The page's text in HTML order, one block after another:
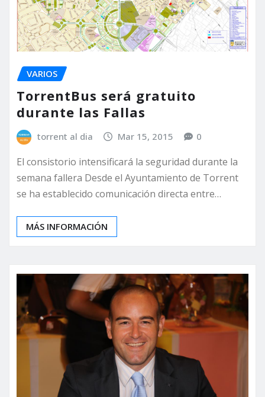
VARIOS
TorrentBus será gratuito
durante las Fallas
torrent al dia Mar 15, 2015 0
El consistorio intensificará la seguridad durante la
semana fallera Desde el Ayuntamiento de Torrent
se ha establecido comunicación directa entre…
MÁS INFORMACIÓN